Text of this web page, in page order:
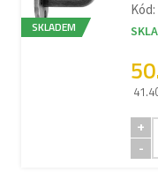
SKLADEM
Kód:
+
-